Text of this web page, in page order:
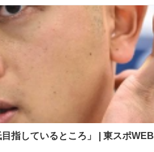
指しているところ」 | 東スポWEB